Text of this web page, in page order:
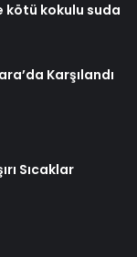
kötü kokulu suda
Karşılandı
Sıcaklar